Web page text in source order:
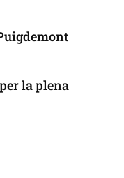
la plena